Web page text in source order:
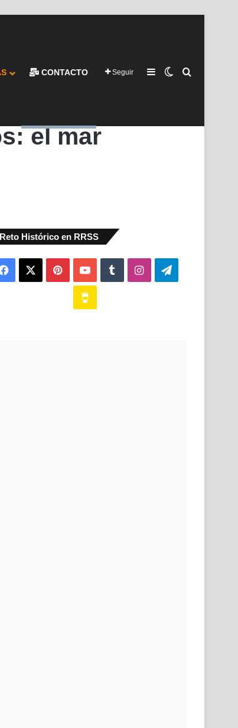
CONTACTO Seguir Barra lateral
Switch skin
el mar
Histórico en RRSS
Facebook PinterestYouTubeTumblrInstagramTelegram